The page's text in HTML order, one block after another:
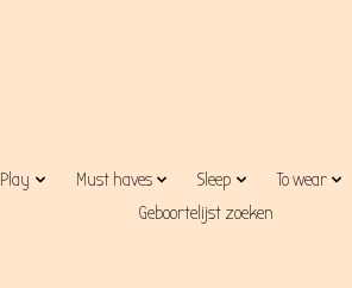
Play Must haves Sleep To wear
Geboortelijst zoeken